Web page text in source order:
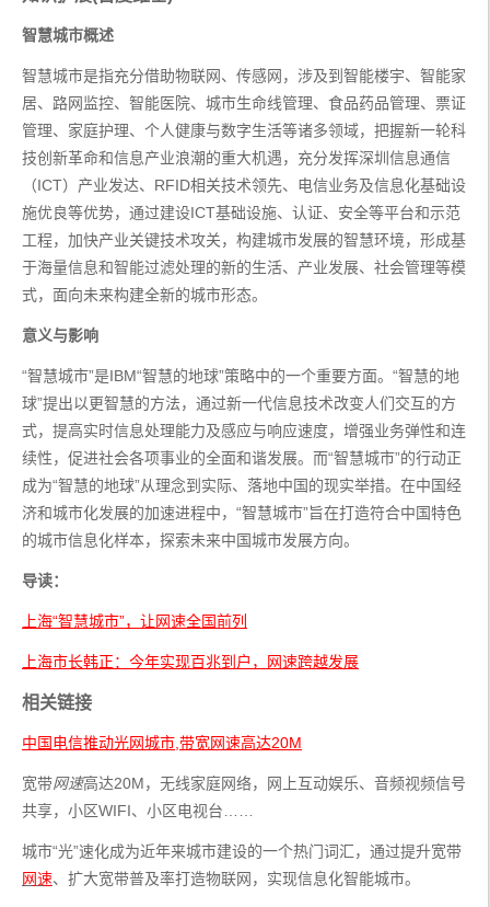
智慧城市概述
智慧城市是指充分借助物联网、传感网，涉及到智能楼宇、智能家
居、路网监控、智能医院、城市生命线管理、食品药品管理、票证
管理、家庭护理、个人健康与数字生活等诸多领域，把握新一轮科
技创新革命和信息产业浪潮的重大机遇，充分发挥深圳信息通信
（ICT）产业发达、RFID相关技术领先、电信业务及信息化基础设
施优良等优势，通过建设ICT基础设施、认证、安全等平台和示范
工程，加快产业关键技术攻关，构建城市发展的智慧环境，形成基
于海量信息和智能过滤处理的新的生活、产业发展、社会管理等模
式，面向未来构建全新的城市形态。
意义与影响
“智慧城市”是IBM“智慧的地球”策略中的一个重要方面。“智慧的地
球”提出以更智慧的方法，通过新一代信息技术改变人们交互的方
式，提高实时信息处理能力及感应与响应速度，增强业务弹性和连
续性，促进社会各项事业的全面和谐发展。而“智慧城市”的行动正
成为“智慧的地球”从理念到实际、落地中国的现实举措。在中国经
济和城市化发展的加速进程中，“智慧城市”旨在打造符合中国特色
的城市信息化样本，探索未来中国城市发展方向。
导读：
上海“智慧城市”，让网速全国前列
上海市长韩正：今年实现百兆到户，网速跨越发展
相关链接
中国电信推动光网城市,带宽网速高达20M
宽带网速高达20M，无线家庭网络，网上互动娱乐、音频视频信号
共享，小区WIFI、小区电视台……
城市“光”速化成为近年来城市建设的一个热门词汇，通过提升宽带
网速、扩大宽带普及率打造物联网，实现信息化智能城市。